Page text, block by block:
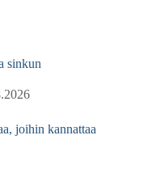
sinkun
joihin kannattaa